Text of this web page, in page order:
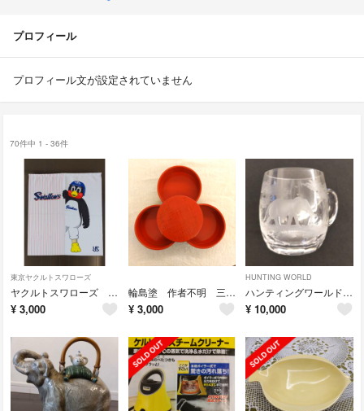
プロフィール
プロフィール文が設定されていません
70件中 1 - 36件
東京ヤクルトスワローズ
ヤクルトスワローズ 2026Crewユニフォームとつば九郎暖簾
¥ 3,000
輪島塗 作者不明 三段重
¥ 3,000
HUNTING WORLD
ハンティングワールド グラスマグカップ
¥ 10,000